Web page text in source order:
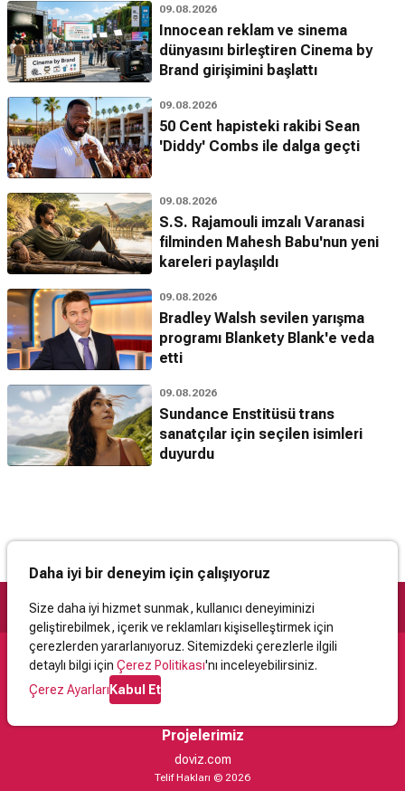
09.08.2026
Innocean reklam ve sinema
dünyasını birleştiren Cinema by
Brand girişimini başlattı
09.08.2026
50 Cent hapisteki rakibi Sean
'Diddy' Combs ile dalga geçti
09.08.2026
S.S. Rajamouli imzalı Varanasi
filminden Mahesh Babu'nun yeni
kareleri paylaşıldı
09.08.2026
Bradley Walsh sevilen yarışma
programı Blankety Blank'e veda
etti
09.08.2026
Sundance Enstitüsü trans
sanatçılar için seçilen isimleri
duyurdu
Daha iyi bir deneyim için çalışıyoruz
Size daha iyi hizmet sunmak, kullanıcı deneyiminizi
geliştirebilmek, içerik ve reklamları kişiselleştirmek için
çerezlerden yararlanıyoruz. Sitemizdeki çerezlerle ilgili
detaylı bilgi için Çerez Politikası'nı inceleyebilirsiniz.
Çerez AyarlarıKabul Et
Destek
İletişimYardımKullanıcı Sözleşmesi
Projelerimiz
doviz.com
Telif Hakları © 2026